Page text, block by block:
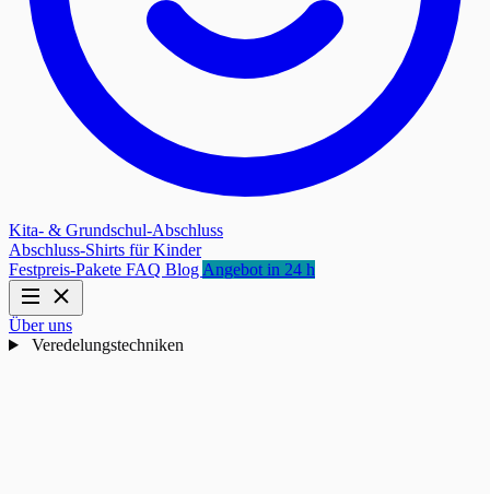
Kita- & Grundschul-Abschluss
Abschluss-Shirts für Kinder
Festpreis-Pakete FAQ Blog Angebot in 24 h
Über uns
Veredelungstechniken